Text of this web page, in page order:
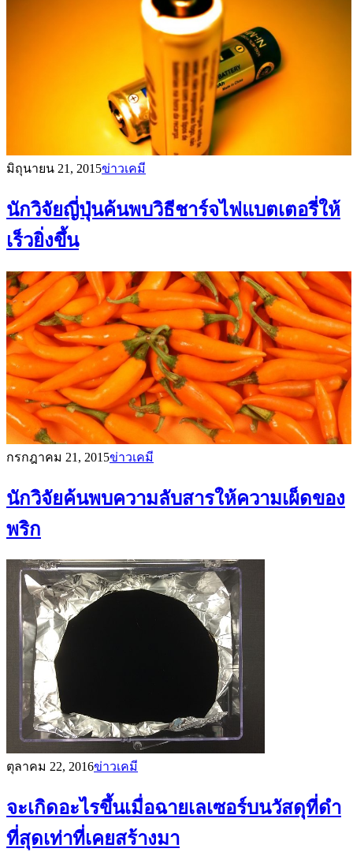
มิถุนายน 21, 2015ข่าวเคมี
นักวิจัยญี่ปุ่นค้นพบวิธีชาร์จไฟแบตเตอรี่ให้
เร็วยิ่งขึ้น
กรกฎาคม 21, 2015ข่าวเคมี
นักวิจัยค้นพบความลับสารให้ความเผ็ดของ
พริก
ตุลาคม 22, 2016ข่าวเคมี
จะเกิดอะไรขึ้นเมื่อฉายเลเซอร์บนวัสดุที่ดำ
ที่สุดเท่าที่เคยสร้างมา